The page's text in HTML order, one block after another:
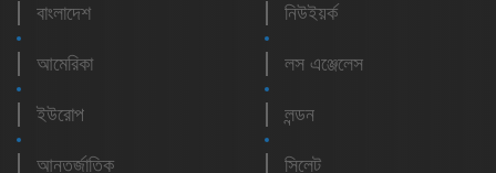
বাংলাদেশ
আমেরিকা
ইউরোপ
আন্তর্জাতিক
নিউইয়র্ক
লস এঞ্জেলেস
লন্ডন
সিলেট